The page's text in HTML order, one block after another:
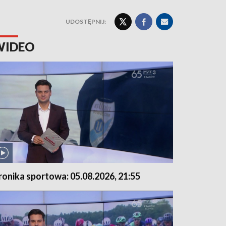
UDOSTĘPNIJ:
sportowa: 05.08.2026, 21:55